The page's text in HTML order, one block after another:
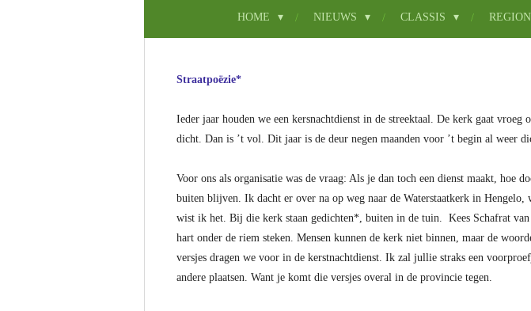
HOME NIEUWS CLASSIS
Straatpoëzie*
Ieder jaar houden we een kersnachtdienst in de streektaal. De kerk gaat
dicht. Dan is ’t vol. Dit jaar is de deur negen maanden voor ’t begin al weer
Voor ons als organisatie was de vraag: Als je dan toch een dienst maakt, hoe
buiten blijven. Ik dacht er over na op weg naar de Waterstaatkerk in
wist ik het. Bij die kerk staan gedichten*, buiten in de tuin. Kees Schafrat
hart onder de riem steken. Mensen kunnen de kerk niet binnen, maar de
versjes dragen we voor in de kerstnachtdienst. Ik zal jullie straks een
andere plaatsen. Want je komt die versjes overal in de provincie tegen.